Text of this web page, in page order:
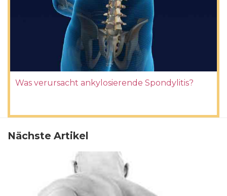
Was verursacht ankylosierende Spondylitis?
Nächste Artikel